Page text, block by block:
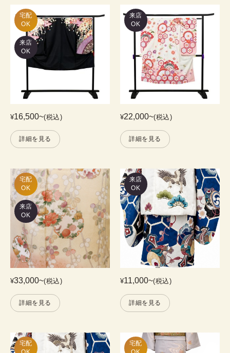
宅配
OK
来店
OK
¥16,500~(税込)
詳細を見る
来店
OK
¥22,000~(税込)
詳細を見る
宅配
OK
来店
OK
¥33,000~(税込)
詳細を見る
来店
OK
¥11,000~(税込)
詳細を見る
宅配
宅配